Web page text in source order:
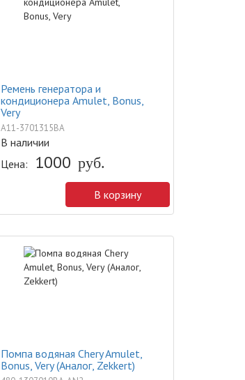
Ремень генератора и
кондиционера Amulet, Bonus,
Very
A11-3701315BA
В наличии
Цена:
1000 руб.
В корзину
Помпа водяная Chery Amulet,
Bonus, Very (Аналог, Zekkert)